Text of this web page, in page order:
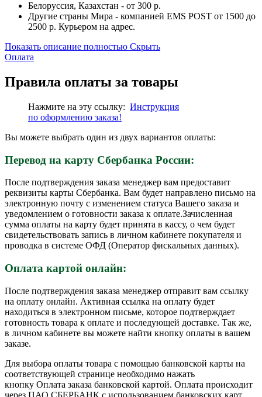
Белоруссия, Казахстан - от 300 р.
Другие страны Мира - компанией EMS POST от 1500 до
2500 р. Курьером на адрес.
Показать описание полностью Скрыть
Оплата
Правила оплаты за товары
Нажмите на эту ссылку: Инструкция
по оформлению заказа!
Вы можете выбрать один из двух вариантов оплаты:
Перевод на карту Сбербанка России:
После подтверждения заказа менеджер вам предоставит
реквизиты карты Сбербанка. Вам будет направлено письмо на
электронную почту с изменением статуса Вашего заказа и
уведомлением о готовности заказа к оплате.Зачисленная
сумма оплаты на карту будет принята в кассу, о чем будет
свидетельствовать запись в личном кабинете покупателя и
проводка в системе ОФД (Оператор фискальных данных).
Оплата картой онлайн:
После подтверждения заказа менеджер отправит вам ссылку
на оплату онлайн. Активная ссылка на оплату будет
находиться в электронном письме, которое подтверждает
готовность товара к оплате и последующей доставке. Так же,
в личном кабинете вы можете найти кнопку оплаты в вашем
заказе.
Для выбора оплаты товара с помощью банковской карты на
соответствующей странице необходимо нажать
кнопку Оплата заказа банковской картой. Оплата происходит
через ПАО СБЕРБАНК с использованием банковских карт